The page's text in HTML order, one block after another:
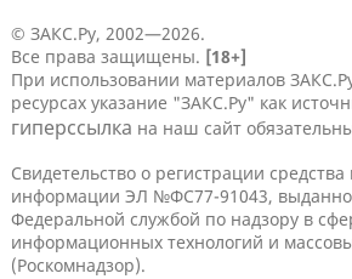
© ЗАКС.Ру, 2002—2026.
Все права защищены. [18+]
При использовании материалов
ресурсах указание "ЗАКС.Ру" как
гиперссылка на наш сайт
Свидетельство о регистрации средства
информации ЭЛ №ФС77-91043,
Федеральной службой по надзору в
информационных технологий и
(Роскомнадзор).